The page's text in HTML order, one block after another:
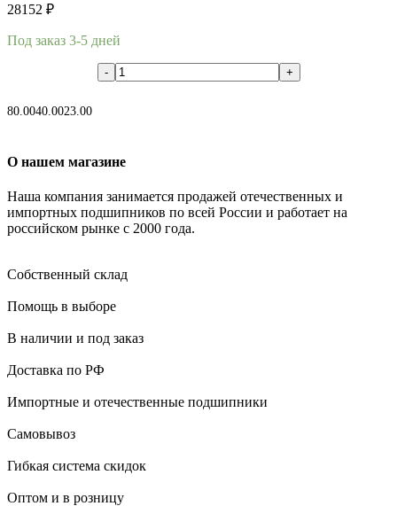
28152 ₽
Под заказ 3-5 дней
80.0040.0023.00
О нашем магазине
Наша компания занимается продажей отечественных и
импортных подшипников по всей России и работает на
российском рынке с 2000 года.
Собственный склад
Помощь в выборе
В наличии и под заказ
Доставка по РФ
Импортные и отечественные подшипники
Самовывоз
Гибкая система скидок
Оптом и в розницу